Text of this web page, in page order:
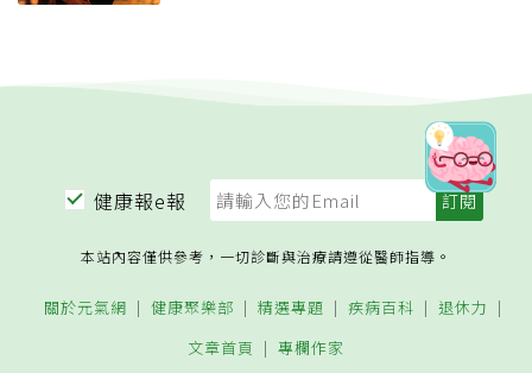
健康報e報
本站內容僅供參考，一切診斷與治療請遵從醫師指導。
關於元氣網 健康聚樂部 精選專題 疾病百科
退休力
文章首頁
專欄作家